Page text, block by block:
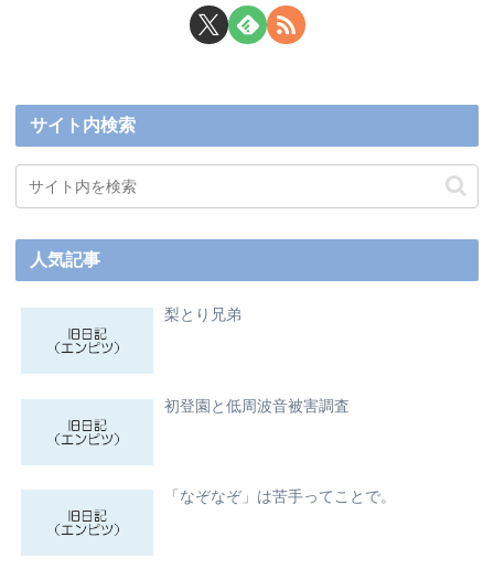
サイト内検索
人気記事
梨とり兄弟
初登園と低周波音被害調査
「なぞなぞ」は苦手ってことで。